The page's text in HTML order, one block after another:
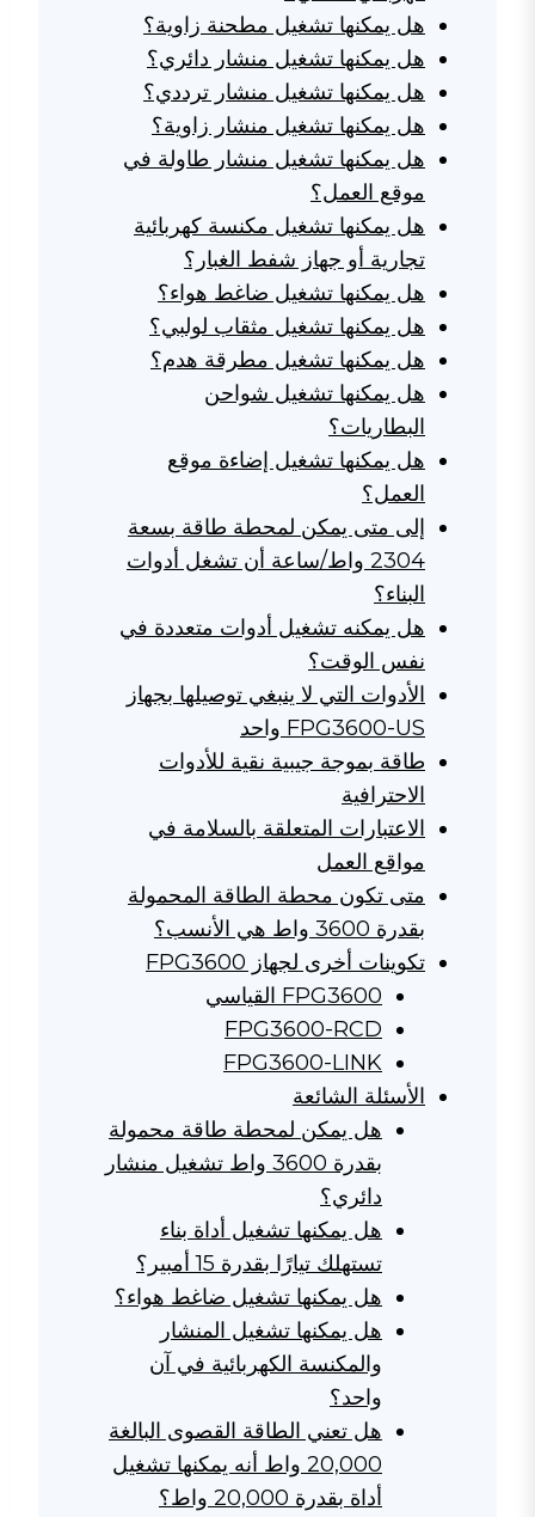
هل يمكنها تشغيل مطحنة زاوية؟
هل يمكنها تشغيل منشار دائري؟
هل يمكنها تشغيل منشار ترددي؟
هل يمكنها تشغيل منشار زاوية؟
هل يمكنها تشغيل منشار طاولة في
موقع العمل؟
هل يمكنها تشغيل مكنسة كهربائية
تجارية أو جهاز شفط الغبار؟
هل يمكنها تشغيل ضاغط هواء؟
هل يمكنها تشغيل مثقاب لولبي؟
هل يمكنها تشغيل مطرقة هدم؟
هل يمكنها تشغيل شواحن
البطاريات؟
هل يمكنها تشغيل إضاءة موقع
العمل؟
إلى متى يمكن لمحطة طاقة بسعة
2304 واط/ساعة أن تشغل أدوات
البناء؟
هل يمكنه تشغيل أدوات متعددة في
نفس الوقت؟
الأدوات التي لا ينبغي توصيلها بجهاز
FPG3600-US واحد
طاقة بموجة جيبية نقية للأدوات
الاحترافية
الاعتبارات المتعلقة بالسلامة في
مواقع العمل
متى تكون محطة الطاقة المحمولة
بقدرة 3600 واط هي الأنسب؟
تكوينات أخرى لجهاز FPG3600
FPG3600 القياسي
FPG3600-RCD
FPG3600-LINK
الأسئلة الشائعة
هل يمكن لمحطة طاقة محمولة
بقدرة 3600 واط تشغيل منشار
دائري؟
هل يمكنها تشغيل أداة بناء
تستهلك تيارًا بقدرة 15 أمبير؟
هل يمكنها تشغيل ضاغط هواء؟
هل يمكنها تشغيل المنشار
والمكنسة الكهربائية في آن
واحد؟
هل تعني الطاقة القصوى البالغة
20,000 واط أنه يمكنها تشغيل
أداة بقدرة 20,000 واط؟